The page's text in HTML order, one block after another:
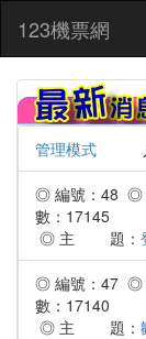
123機票網
管理模式 人
◎ 編號：48 ◎
數：17145
◎ 主 題：
◎ 編號：47 ◎
數：17140
◎ 主 題：